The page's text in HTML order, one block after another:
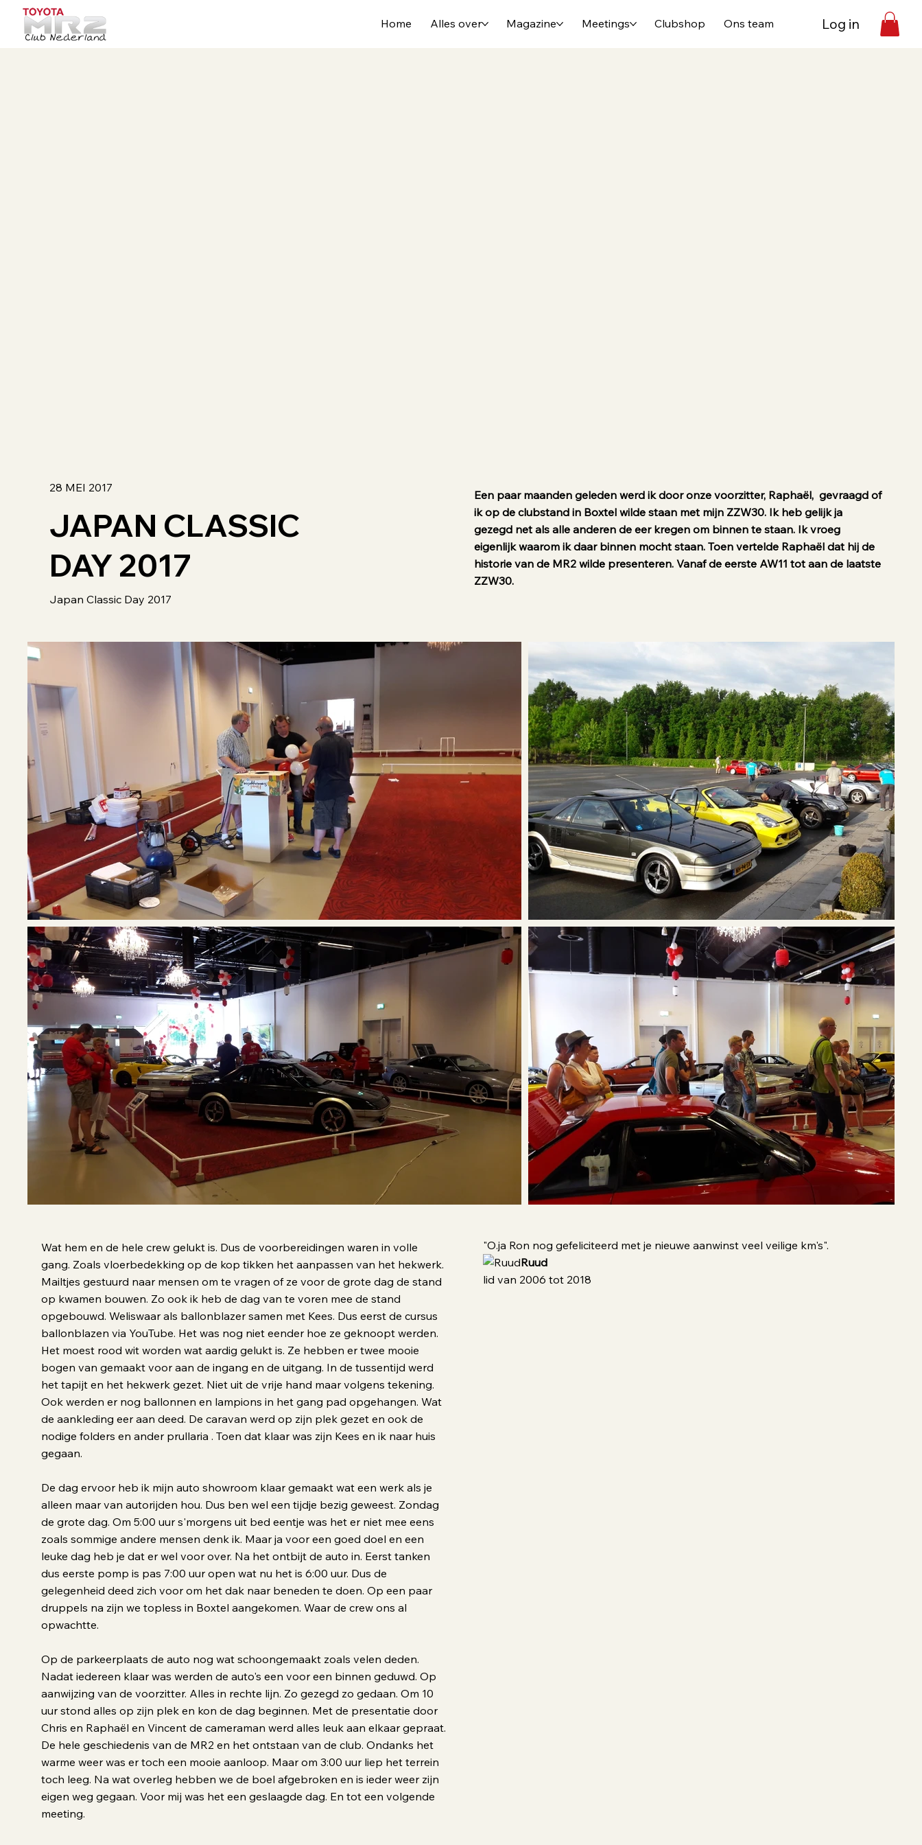
Home Alles over Magazine Meetings Clubshop Ons team Log in
28 MEI 2017
JAPAN CLASSIC
DAY 2017
Japan Classic Day 2017
Een paar maanden geleden werd ik door onze voorzitter, Raphaël, gevraagd of
ik op de clubstand in Boxtel wilde staan met mijn ZZW30. Ik heb gelijk ja
gezegd net als alle anderen de eer kregen om binnen te staan. Ik vroeg
eigenlijk waarom ik daar binnen mocht staan. Toen vertelde Raphaël dat hij de
historie van de MR2 wilde presenteren. Vanaf de eerste AW11 tot aan de laatste
ZZW30.
Wat hem en de hele crew gelukt is. Dus de voorbereidingen waren in volle
gang. Zoals vloerbedekking op de kop tikken het aanpassen van het hekwerk.
Mailtjes gestuurd naar mensen om te vragen of ze voor de grote dag de stand
op kwamen bouwen. Zo ook ik heb de dag van te voren mee de stand
opgebouwd. Weliswaar als ballonblazer samen met Kees. Dus eerst de cursus
ballonblazen via YouTube. Het was nog niet eender hoe ze geknoopt werden.
Het moest rood wit worden wat aardig gelukt is. Ze hebben er twee mooie
bogen van gemaakt voor aan de ingang en de uitgang. In de tussentijd werd
het tapijt en het hekwerk gezet. Niet uit de vrije hand maar volgens tekening.
Ook werden er nog ballonnen en lampions in het gang pad opgehangen. Wat
de aankleding eer aan deed. De caravan werd op zijn plek gezet en ook de
nodige folders en ander prullaria . Toen dat klaar was zijn Kees en ik naar huis
gegaan.
De dag ervoor heb ik mijn auto showroom klaar gemaakt wat een werk als je
alleen maar van autorijden hou. Dus ben wel een tijdje bezig geweest. Zondag
de grote dag. Om 5:00 uur s'morgens uit bed eentje was het er niet mee eens
zoals sommige andere mensen denk ik. Maar ja voor een goed doel en een
leuke dag heb je dat er wel voor over. Na het ontbijt de auto in. Eerst tanken
dus eerste pomp is pas 7:00 uur open wat nu het is 6:00 uur. Dus de
gelegenheid deed zich voor om het dak naar beneden te doen. Op een paar
druppels na zijn we topless in Boxtel aangekomen. Waar de crew ons al
opwachtte.
Op de parkeerplaats de auto nog wat schoongemaakt zoals velen deden.
Nadat iedereen klaar was werden de auto's een voor een binnen geduwd. Op
aanwijzing van de voorzitter. Alles in rechte lijn. Zo gezegd zo gedaan. Om 10
uur stond alles op zijn plek en kon de dag beginnen. Met de presentatie door
Chris en Raphaël en Vincent de cameraman werd alles leuk aan elkaar gepraat.
De hele geschiedenis van de MR2 en het ontstaan van de club. Ondanks het
warme weer was er toch een mooie aanloop. Maar om 3:00 uur liep het terrein
toch leeg. Na wat overleg hebben we de boel afgebroken en is ieder weer zijn
eigen weg gegaan. Voor mij was het een geslaagde dag. En tot een volgende
meeting.
"O.ja Ron nog gefeliciteerd met je nieuwe aanwinst veel veilige km's".
Ruud
lid van 2006 tot 2018